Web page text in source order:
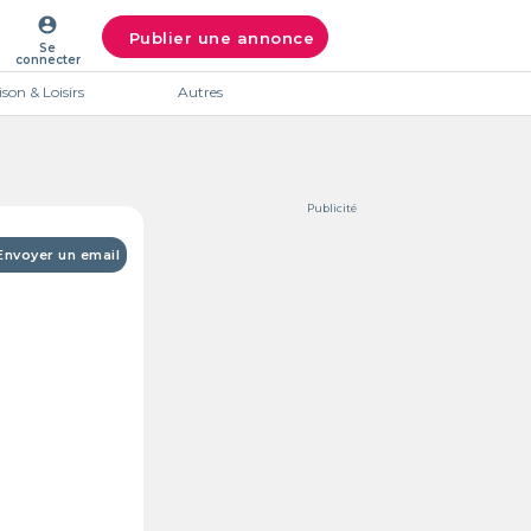
account_circle
Se
connecter
Publier une annonce
& Loisirs Autres
un email
Publicité